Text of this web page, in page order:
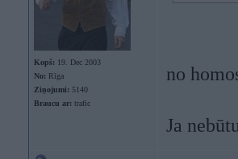
Kopš: 19. Dec 2003
No: Rīga
Ziņojumi: 5140
Braucu ar: trafic
no
Ja